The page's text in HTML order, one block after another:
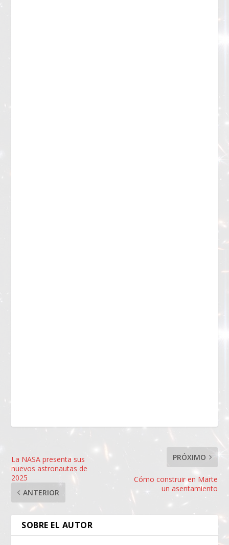
La NASA presenta sus
nuevos astronautas de
2025
ANTERIOR
PRÓXIMO
Cómo construir en Marte
un asentamiento
SOBRE EL AUTOR